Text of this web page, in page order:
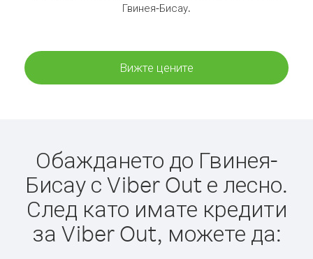
Гвинея-Бисау.
Вижте цените
Обаждането до Гвинея-
Бисау с Viber Out е лесно.
След като имате кредити
за Viber Out, можете да: